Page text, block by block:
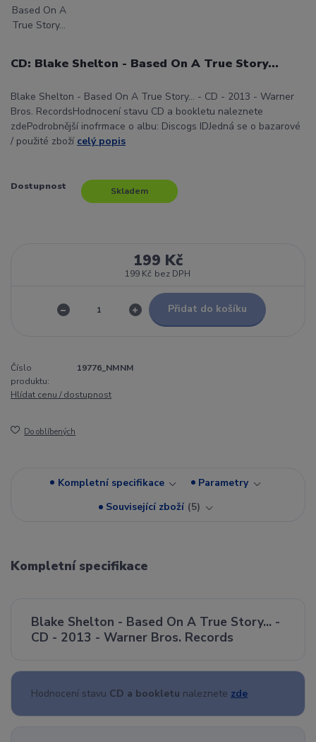
CD: Blake Shelton - Based On A True Story...
Blake Shelton - Based On A True Story... - CD - 2013 - Warner
Bros. RecordsHodnocení stavu CD a bookletu naleznete
zdePodrobnější inofrmace o albu: Discogs IDJedná se o bazarové
/ použité zboží celý popis
Dostupnost Skladem
199 Kč
199 Kč bez DPH
Přidat do košíku
Číslo
produktu:
19776_NMNM
Hlídat cenu / dostupnost
Do oblíbených
Kompletní specifikace
Parametry
Související zboží 5
Kompletní specifikace
Blake Shelton - Based On A True Story... -
CD - 2013 - Warner Bros. Records
Hodnocení stavu CD a bookletu naleznete zde